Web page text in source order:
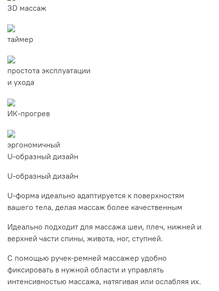
ЗD массаж
таймер
простота эксплуатации
и ухода
ИК-прогрев
эргономичный
U-образный дизайн
U-образный дизайн
U-форма идеально адаптируется к поверхностям
вашего тела, делая массаж более качественным
Идеально подходит для массажа шеи, плеч, нижней и
верхней части спины, живота, ног, ступней.
С помощью ручек-ремней массажер удобно
фиксировать в нужной области и управлять
интенсивностью массажа, натягивая или ослабляя их.